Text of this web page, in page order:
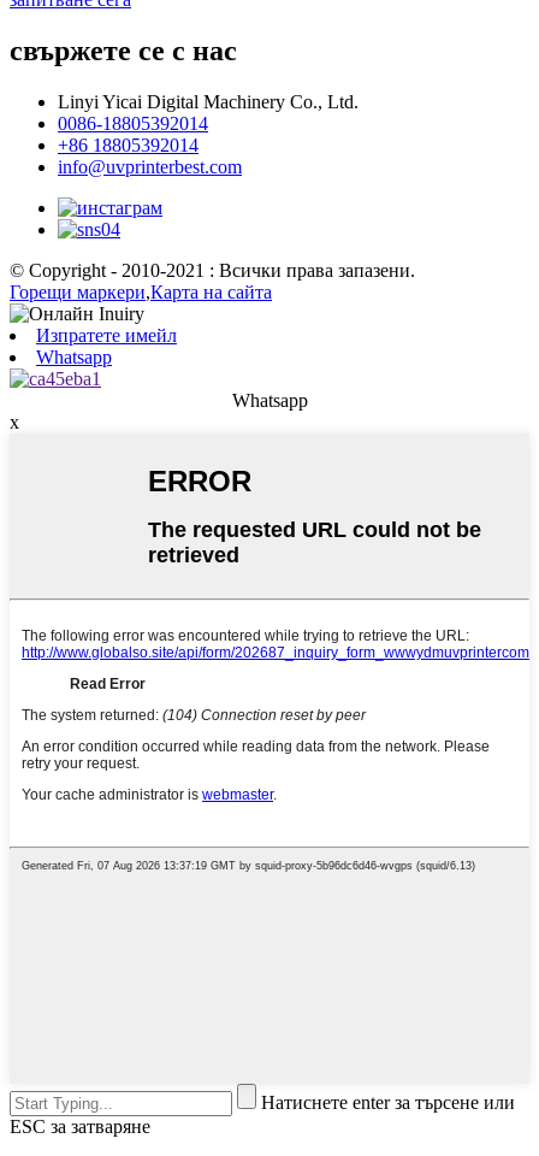
свържете се с нас
Linyi Yicai Digital Machinery Co., Ltd.
0086-18805392014
+86 18805392014
info@uvprinterbest.com
© Copyright - 2010-2021 : Всички права запазени.
Горещи маркери,Карта на сайта
Изпратете имейл
Whatsapp
Whatsapp
x
Натиснете enter за търсене или
ESC за затваряне